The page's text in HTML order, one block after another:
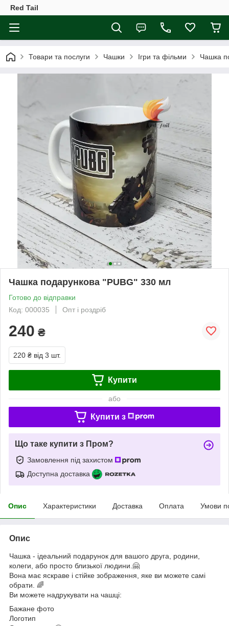
Red Tail
Товари та послуги Чашки Ігри та фільми Чашка
Чашка подарункова "PUBG" 330 мл
Готово до відправки
Код: 000035
Опт і роздріб
240 ₴
220 ₴ від 3 шт.
Купити
або
Купити з
Що таке купити з Пром?
Замовлення під захистом
Доступна доставка
Опис Характеристики Доставка Оплата Умови
Опис
Чашка - ідеальний подарунок для вашого друга, родини,
колеги, або просто близької людини.🤗
Вона має яскраве і стійке зображення, яке ви можете самі
обрати. 🌈
Ви можете надрукувати на чашці:
Бажане фото
Логотип